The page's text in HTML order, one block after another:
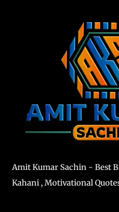
Amit Kumar Sachin - Best
Kahani , Motivational